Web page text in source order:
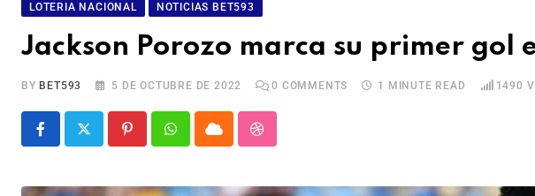
LOTERIA NACIONAL NOTICIAS BET593
Jackson Porozo marca su primer gol
BY BET593 5 DE OCTUBRE DE 2022 0 COMMENTS 1 MINUTE READ 1490